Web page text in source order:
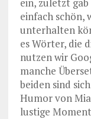
einfach schön,
unterhalten
es Wörter, die
nutzen wir
manche
beiden sind
Humor von
lustige